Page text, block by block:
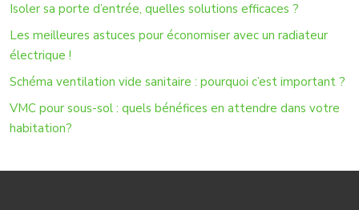
Isoler sa porte d’entrée, quelles solutions efficaces ?
Les meilleures astuces pour économiser avec un radiateur
électrique !
Schéma ventilation vide sanitaire : pourquoi c’est important ?
VMC pour sous-sol : quels bénéfices en attendre dans votre
habitation?